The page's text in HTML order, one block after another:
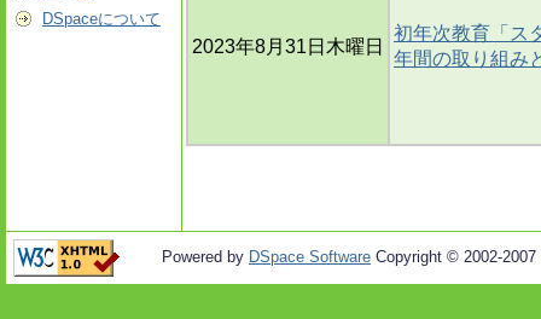
DSpaceについて
2023年8月31日木曜日
初年次教育「ス
年間の取り組み
Powered by DSpace Software Copyright © 2002-2007